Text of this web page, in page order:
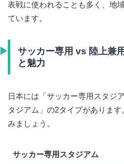
表戦に使われることも多く、地
ています。
サッカー専用 vs 陸上兼
と魅力
日本には「サッカー専用スタジ
タジアム」の2タイプがありま
みましょう。
サッカー専用スタジアム